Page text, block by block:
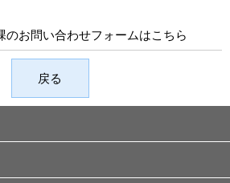
のお問い合わせフォームはこちら
戻る